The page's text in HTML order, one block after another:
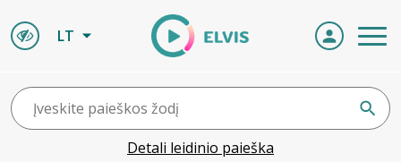
LT
Detali leidinio paieška